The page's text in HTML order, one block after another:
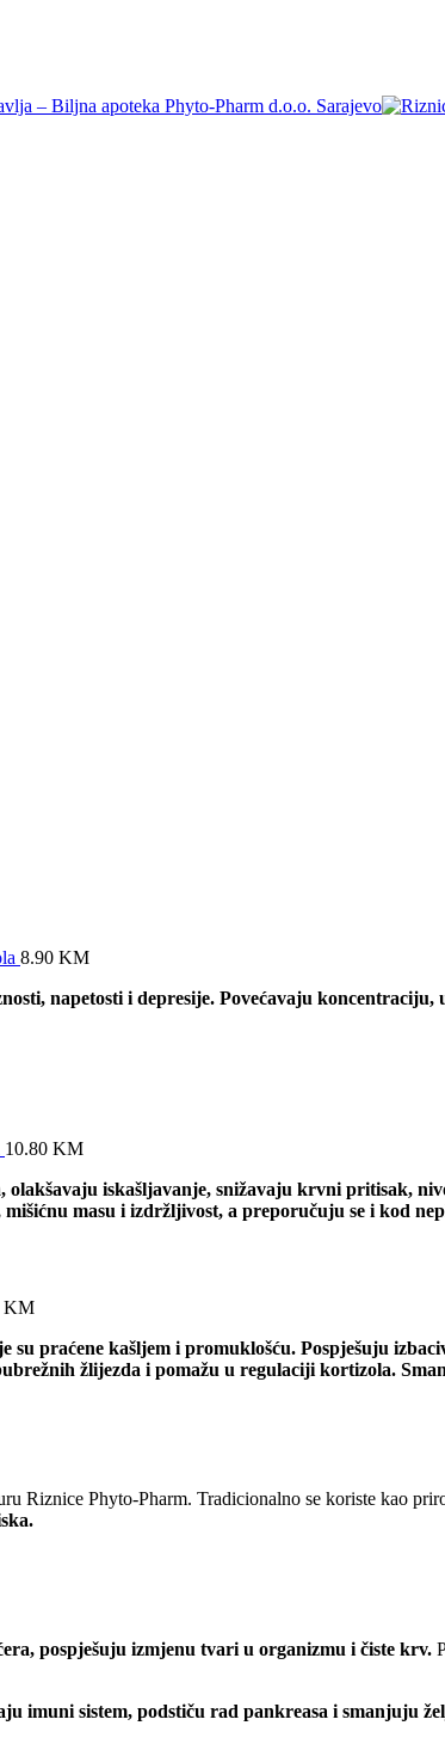
8.90 KM
napetosti i depresije. Povećavaju
10.80 KM
iskašljavanje, snižavaju krvni pritisak,
masu i izdržljivost, a preporučuju se i kod
KM
su praćene kašljem i promuklošću. Pospješuju
žlijezda i pomažu u regulaciji kortizola.
Riznice Phyto-Pharm. Tradicionalno se koriste kao
pospješuju izmjenu tvari u organizmu i čiste krv.
imuni sistem, podstiču rad pankreasa i smanjuju